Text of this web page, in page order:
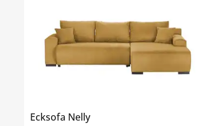
Ecksofa Nelly